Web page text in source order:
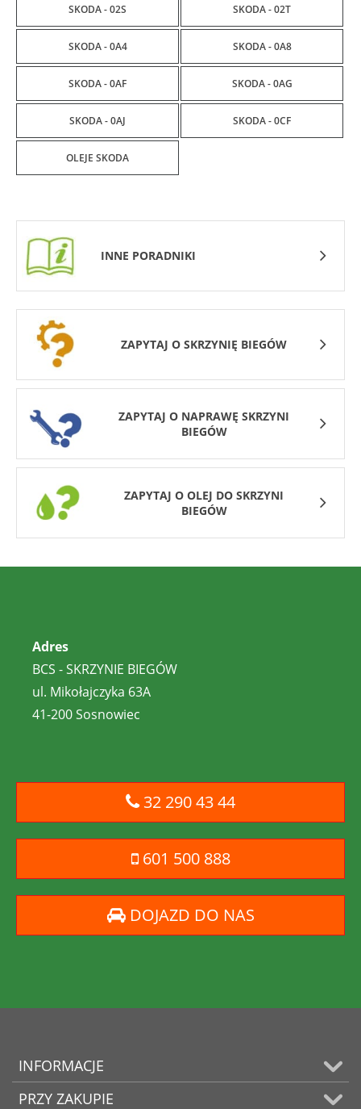
SKODA - 02S SKODA - 02T
SKODA - 0A4 SKODA - 0A8
SKODA - 0AF SKODA - 0AG
SKODA - 0AJ SKODA - 0CF
OLEJE SKODA
INNE PORADNIKI
ZAPYTAJ O SKRZYNIĘ BIEGÓW
ZAPYTAJ O NAPRAWĘ SKRZYNI
BIEGÓW
ZAPYTAJ O OLEJ DO SKRZYNI
BIEGÓW
Adres
BCS - SKRZYNIE BIEGÓW
ul. Mikołajczyka 63A
41-200 Sosnowiec
32 290 43 44
601 500 888
DOJAZD DO NAS
INFORMACJE
PRZY ZAKUPIE